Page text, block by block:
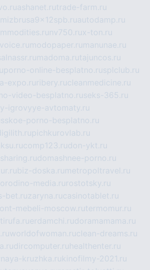
ashanet.rutrade-farm.ru
autodamp.ru
nv750.rux-ton.ru
modopaper.ru manunae.ru
madoma.rutajuncos.ru
porno-online-besplatno.rusplclub.ru
expo.ru ribery.rucleanmedicine.ru
video-besplatno.ruseks-365.ru
igrovyye-avtomaty.ru
porno-besplatno.ru
pichkurovlab.ru
comp123.rudon-ykt.ru
domashnee-porno.ru
biz-doska.ru metropoltravel.ru
media.ru rostotsky.ru
bet.ruzaryna.rucasinotablet.ru
mebeli-moscow.rutermomur.ru
erdamchi.rudoramamama.ru
worldofwoman.ruclean-dreams.ru
dircomputer.ru healthenter.ru
kruzhka.rukinofilmy-2021.ru